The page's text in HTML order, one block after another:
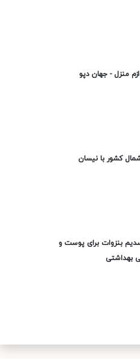
منزل - جهان دپو
کشور با نیسان
بنزوات برای پوست و